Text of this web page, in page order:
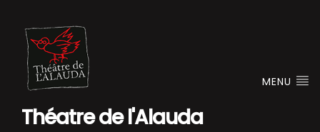
Théatre de l'Alauda
MENU